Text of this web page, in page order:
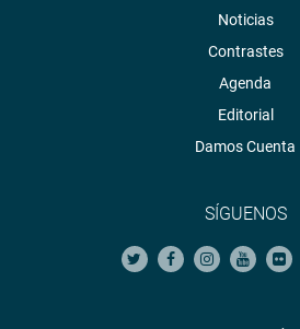
Noticias
Contrastes
Agenda
Editorial
Damos Cuenta
SÍGUENOS